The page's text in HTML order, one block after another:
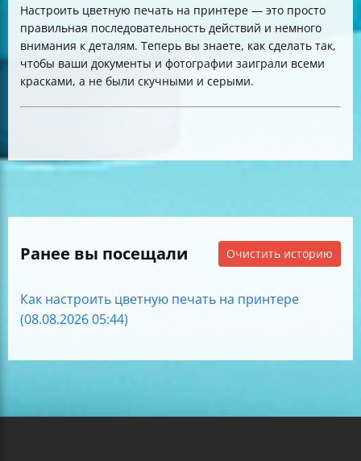
Настроить цветную печать на принтере — это просто
правильная последовательность действий и немного
внимания к деталям. Теперь вы знаете, как сделать так,
чтобы ваши документы и фотографии заиграли всеми
красками, а не были скучными и серыми.
Ранее вы посещали Очистить историю
Как настроить цветную печать на принтере
(08.08.2026 05:44)